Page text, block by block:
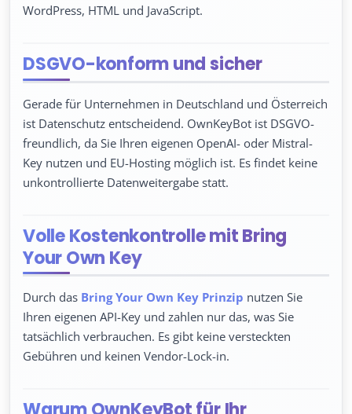
WordPress, HTML und JavaScript.
DSGVO-konform und sicher
Gerade für Unternehmen in Deutschland und Österreich
ist Datenschutz entscheidend. OwnKeyBot ist DSGVO-
freundlich, da Sie Ihren eigenen OpenAI- oder Mistral-
Key nutzen und EU-Hosting möglich ist. Es findet keine
unkontrollierte Datenweitergabe statt.
Volle Kostenkontrolle mit Bring
Your Own Key
Durch das Bring Your Own Key Prinzip nutzen Sie
Ihren eigenen API-Key und zahlen nur das, was Sie
tatsächlich verbrauchen. Es gibt keine versteckten
Gebühren und keinen Vendor-Lock-in.